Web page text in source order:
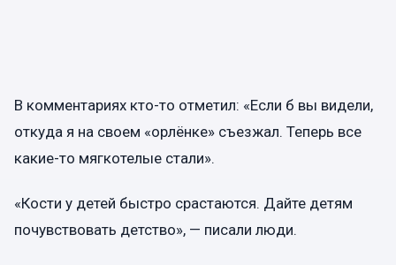
В комментариях кто-то отметил: «Если б вы видели,
откуда я на своем «орлёнке» съезжал. Теперь все
какие-то мягкотелые стали».
«Кости у детей быстро срастаются. Дайте детям
почувствовать детство», — писали люди.